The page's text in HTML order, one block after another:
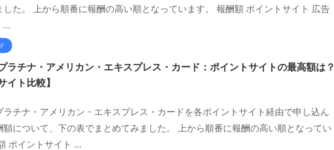
した。 上から順番に報酬の高い順となっています。 報酬額 ポイントサイト 広告
...
ラチナ・アメリカン・エキスプレス・カード：ポイントサイトの最高額は？
イト比較】
ラチナ・アメリカン・エキスプレス・カードを各ポイントサイト経由で申し込ん
額について、下の表でまとめてみました。 上から順番に報酬の高い順となってい
ポイントサイト ...